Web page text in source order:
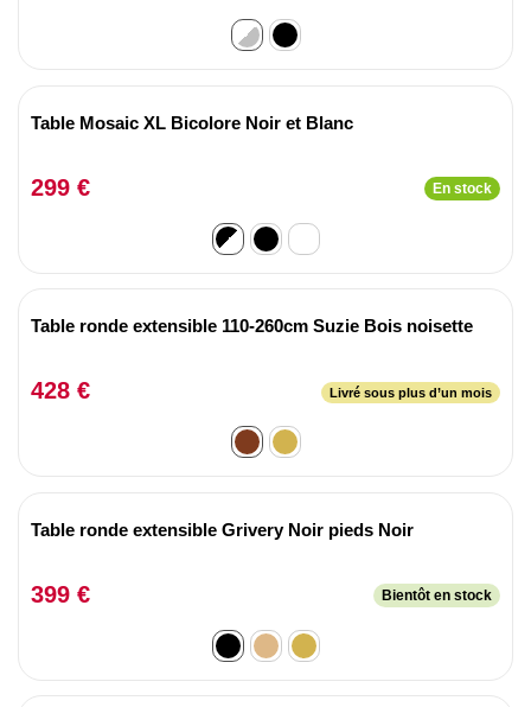
Table Mosaic XL Bicolore Noir et Blanc
299 € En stock
Table ronde extensible 110-260cm Suzie Bois noisette
428 € Livré sous plus d’un mois
Table ronde extensible Grivery Noir pieds Noir
399 € Bientôt en stock